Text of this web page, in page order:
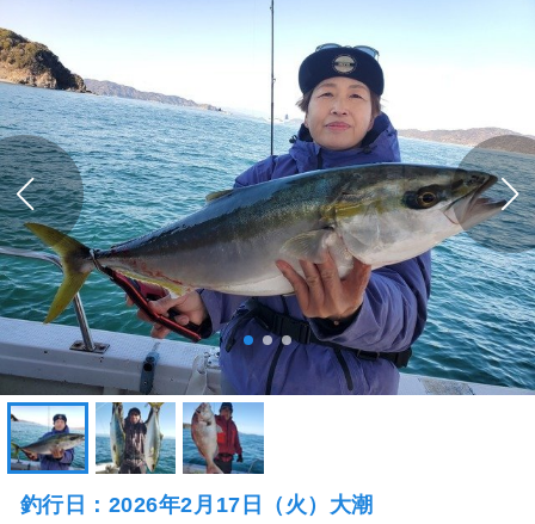
釣行日：2026年2月17日（火）大潮